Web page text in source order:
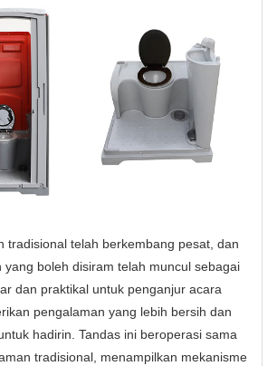
tradisional telah berkembang pesat, dan
yang boleh disiram telah muncul sebagai
dan praktikal untuk penganjur acara
pengalaman yang lebih bersih dan
hadirin. Tandas ini beroperasi sama
tradisional, menampilkan mekanisme